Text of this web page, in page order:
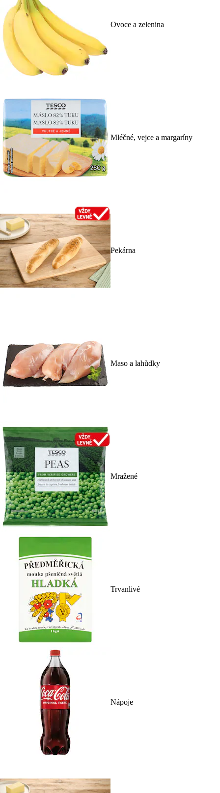
Ovoce a zelenina
Mléčné, vejce a margaríny
Pekárna
Maso a lahůdky
Mražené
Trvanlivé
Nápoje